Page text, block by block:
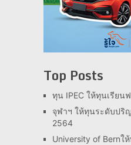
Top Posts
ทุน IPEC ให้ทุนเรียน
จุฬาฯ ให้ทุนระดับปริ
2564
University of Bernใ